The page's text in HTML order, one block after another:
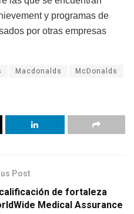
y programas de
por otras empresas
Macdonalds McDonalds
Post
de fortaleza
Medical Assurance